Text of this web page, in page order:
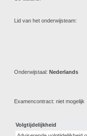
Lid van het onderwijsteam:
Onderwijstaal: Nederlands
Examencontract: niet mogelijk
Volgtijdelijkheid